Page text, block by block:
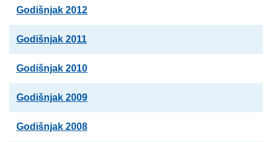
Godišnjak 2012
Godišnjak 2011
Godišnjak 2010
Godišnjak 2009
Godišnjak 2008